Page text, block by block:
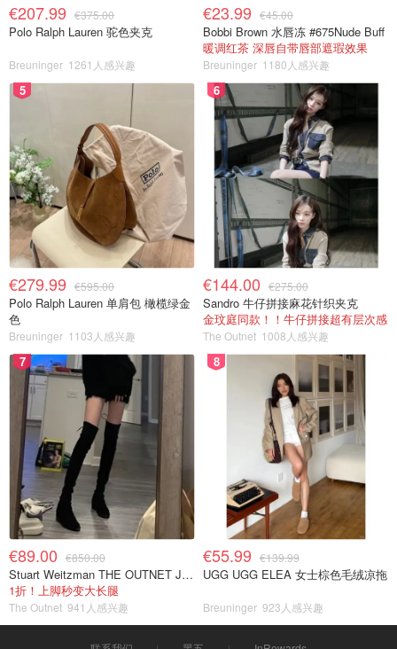
€207.99 €375.00
Polo Ralph Lauren 驼色夹克
Breuninger 1261人感兴趣
€23.99 €45.00
Bobbi Brown 水唇冻 #675Nude Buff
暖调红茶 深唇自带唇部遮瑕效果
Breuninger 1180人感兴趣
5
€279.99 €595.00
Polo Ralph Lauren 单肩包 橄榄绿金
色
Breuninger 1103人感兴趣
6
€144.00 €275.00
Sandro 牛仔拼接麻花针织夹克
金玟庭同款！！牛仔拼接超有层次感
The Outnet 1008人感兴趣
7
€89.00 €850.00
Stuart Weitzman THE OUTNET Jocey 弹力绒面过膝靴
1折！上脚秒变大长腿
The Outnet 941人感兴趣
8
€55.99 €139.99
UGG UGG ELEA 女士棕色毛绒凉拖
Breuninger 923人感兴趣